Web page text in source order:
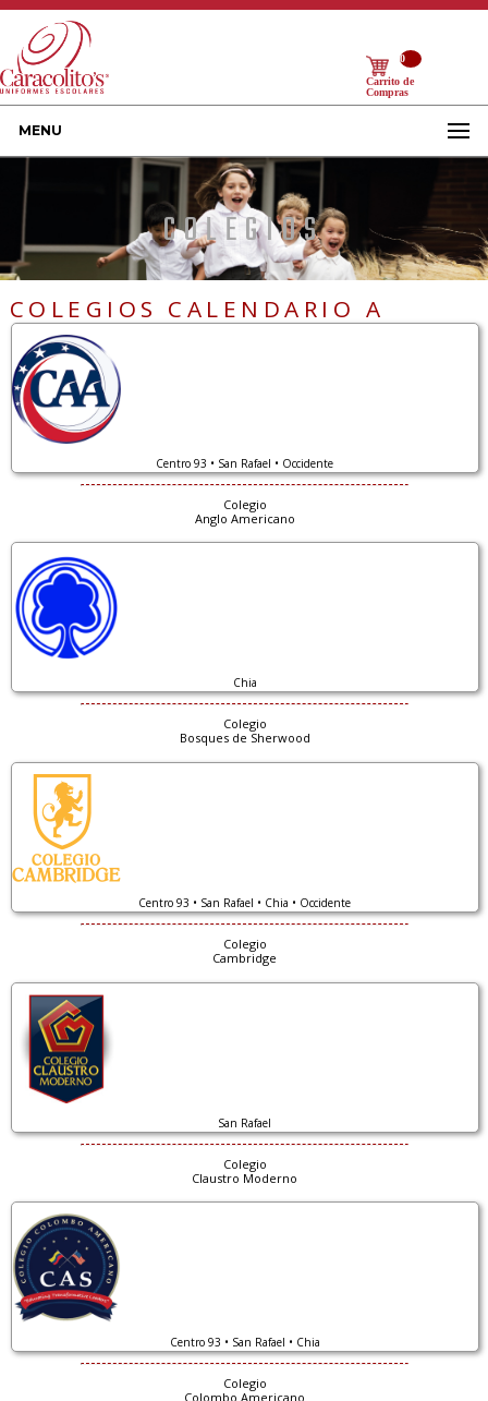
0
Carrito de
Compras
MENU
COLEGIOS
COLEGIOS CALENDARIO A
Centro 93 • San Rafael • Occidente
Colegio
Anglo Americano
Chia
Colegio
Bosques de Sherwood
Centro 93 • San Rafael • Chia • Occidente
Colegio
Cambridge
San Rafael
Colegio
Claustro Moderno
Centro 93 • San Rafael • Chia
Colegio
Colombo Americano